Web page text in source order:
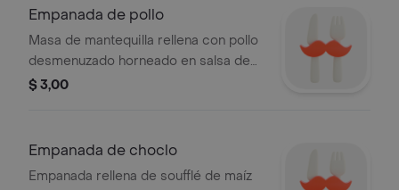
Empanada de pollo
Masa de mantequilla rellena con pollo
desmenuzado horneado en salsa de
enchilada y cubierto con queso
$ 3,00
Empanada de choclo
Empanada rellena de soufflé de maíz